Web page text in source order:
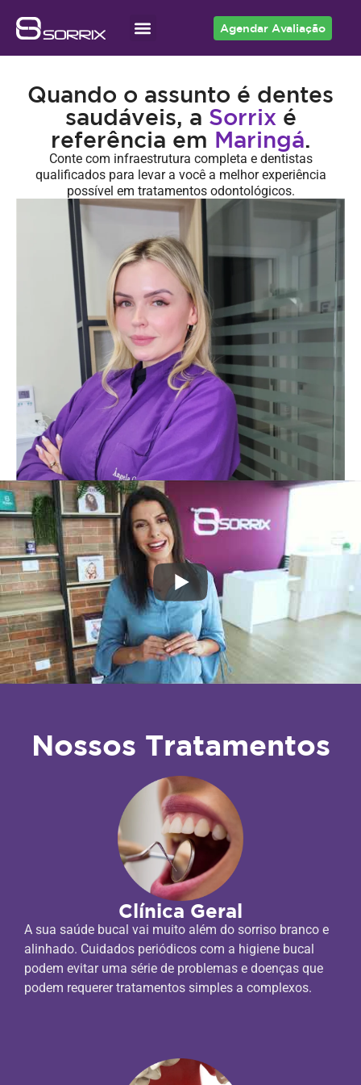
Agendar Avaliação
Quando o assunto é dentes
saudáveis, a Sorrix é
referência em Maringá.
Conte com infraestrutura completa e dentistas
qualificados para levar a você a melhor experiência
possível em tratamentos odontológicos.
Quero Agendar Avaliação
Nossos Tratamentos
Clínica Geral
A sua saúde bucal vai muito além do sorriso branco e
alinhado. Cuidados periódicos com a higiene bucal
podem evitar uma série de problemas e doenças que
podem requerer tratamentos simples a complexos.